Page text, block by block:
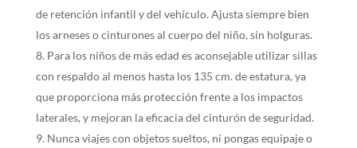
de retención infantil y del vehículo. Ajusta siempre bien
los arneses o cinturones al cuerpo del niño, sin holguras.
Para los niños de más edad es aconsejable utilizar sillas
con respaldo al menos hasta los 135 cm. de estatura, ya
que proporciona más protección frente a los impactos
laterales, y mejoran la eficacia del cinturón de seguridad.
Nunca viajes con objetos sueltos, ni pongas equipaje o